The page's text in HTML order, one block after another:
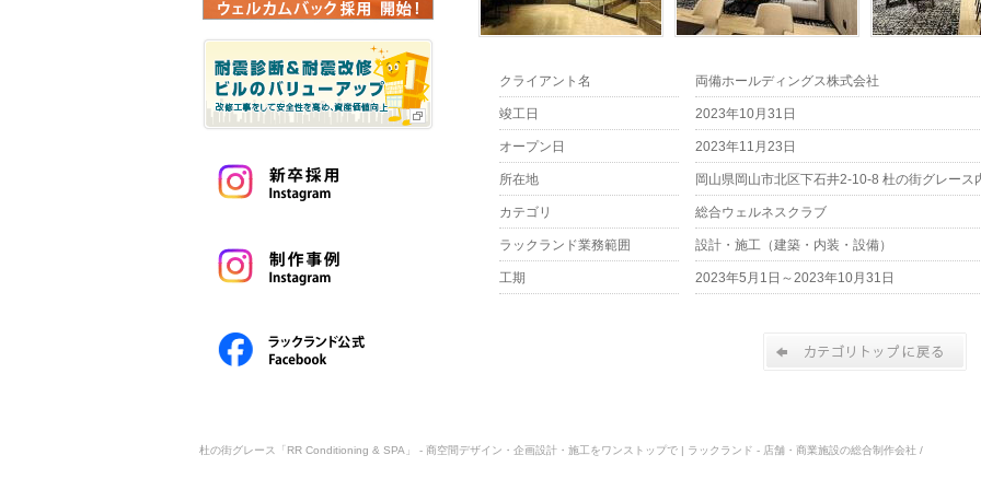
クライアント名 両備ホールディングス株式会社
竣工日 2023年10月31日
オープン日 2023年11月23日
所在地 岡山県岡山市北区下石井2-10-8 杜の街グレース
カテゴリ 総合ウェルネスクラブ
ラックランド業務範囲 設計・施工（建築・内装・設備）
工期 2023年5月1日～2023年10月31日
杜の街グレース「RR Conditioning & SPA」 - 商空間デザイン・企画設計・施工をワンストップで | ラックランド - 店舗・商業施設の総合制作会社 /